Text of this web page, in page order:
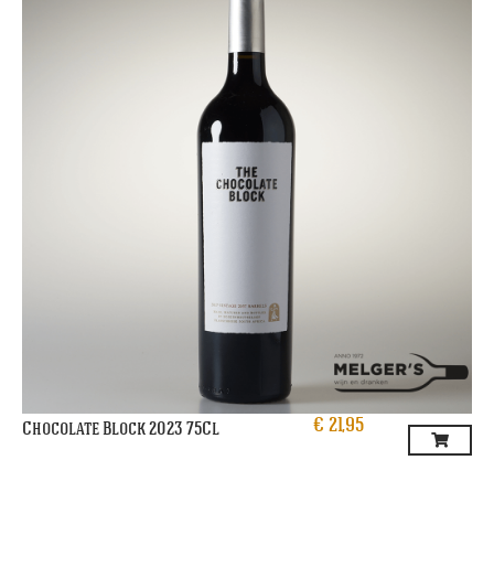
Chocolate Block 2023 75Cl € 21,95